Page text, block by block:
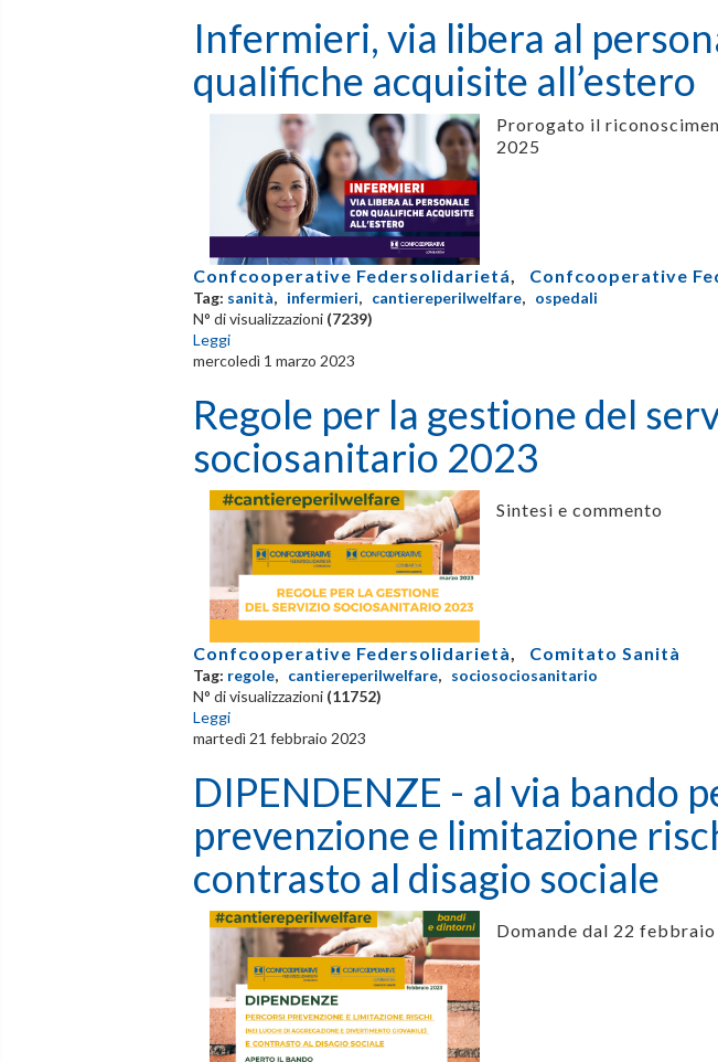
Infermieri, via libera al
qualifiche acquisite all’estero
Prorogato il
2025
Confcooperative Federsolidarietá, Confcooperative
Tag: sanità, infermieri, cantiereperilwelfare, ospedali
N° di visualizzazioni (7239)
Leggi
mercoledì 1 marzo 2023
Regole per la gestione del
sociosanitario 2023
Sintesi e commento
Confcooperative Federsolidarietà, Comitato Sanità
Tag: regole, cantiereperilwelfare, sociosociosanitario
N° di visualizzazioni (11752)
Leggi
martedì 21 febbraio 2023
DIPENDENZE - al via bando
prevenzione e limitazione
contrasto al disagio sociale
Domande dal 22 febbraio